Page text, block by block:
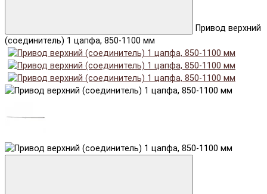
Привод верхний
(соединитель) 1 цапфа, 850-1100 мм